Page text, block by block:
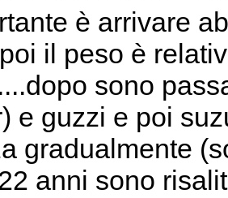
è arrivare
il peso è
sono
e guzzi e poi
gradualmente
anni sono